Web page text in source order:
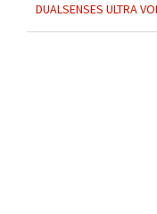
DUALSENSES ULTRA